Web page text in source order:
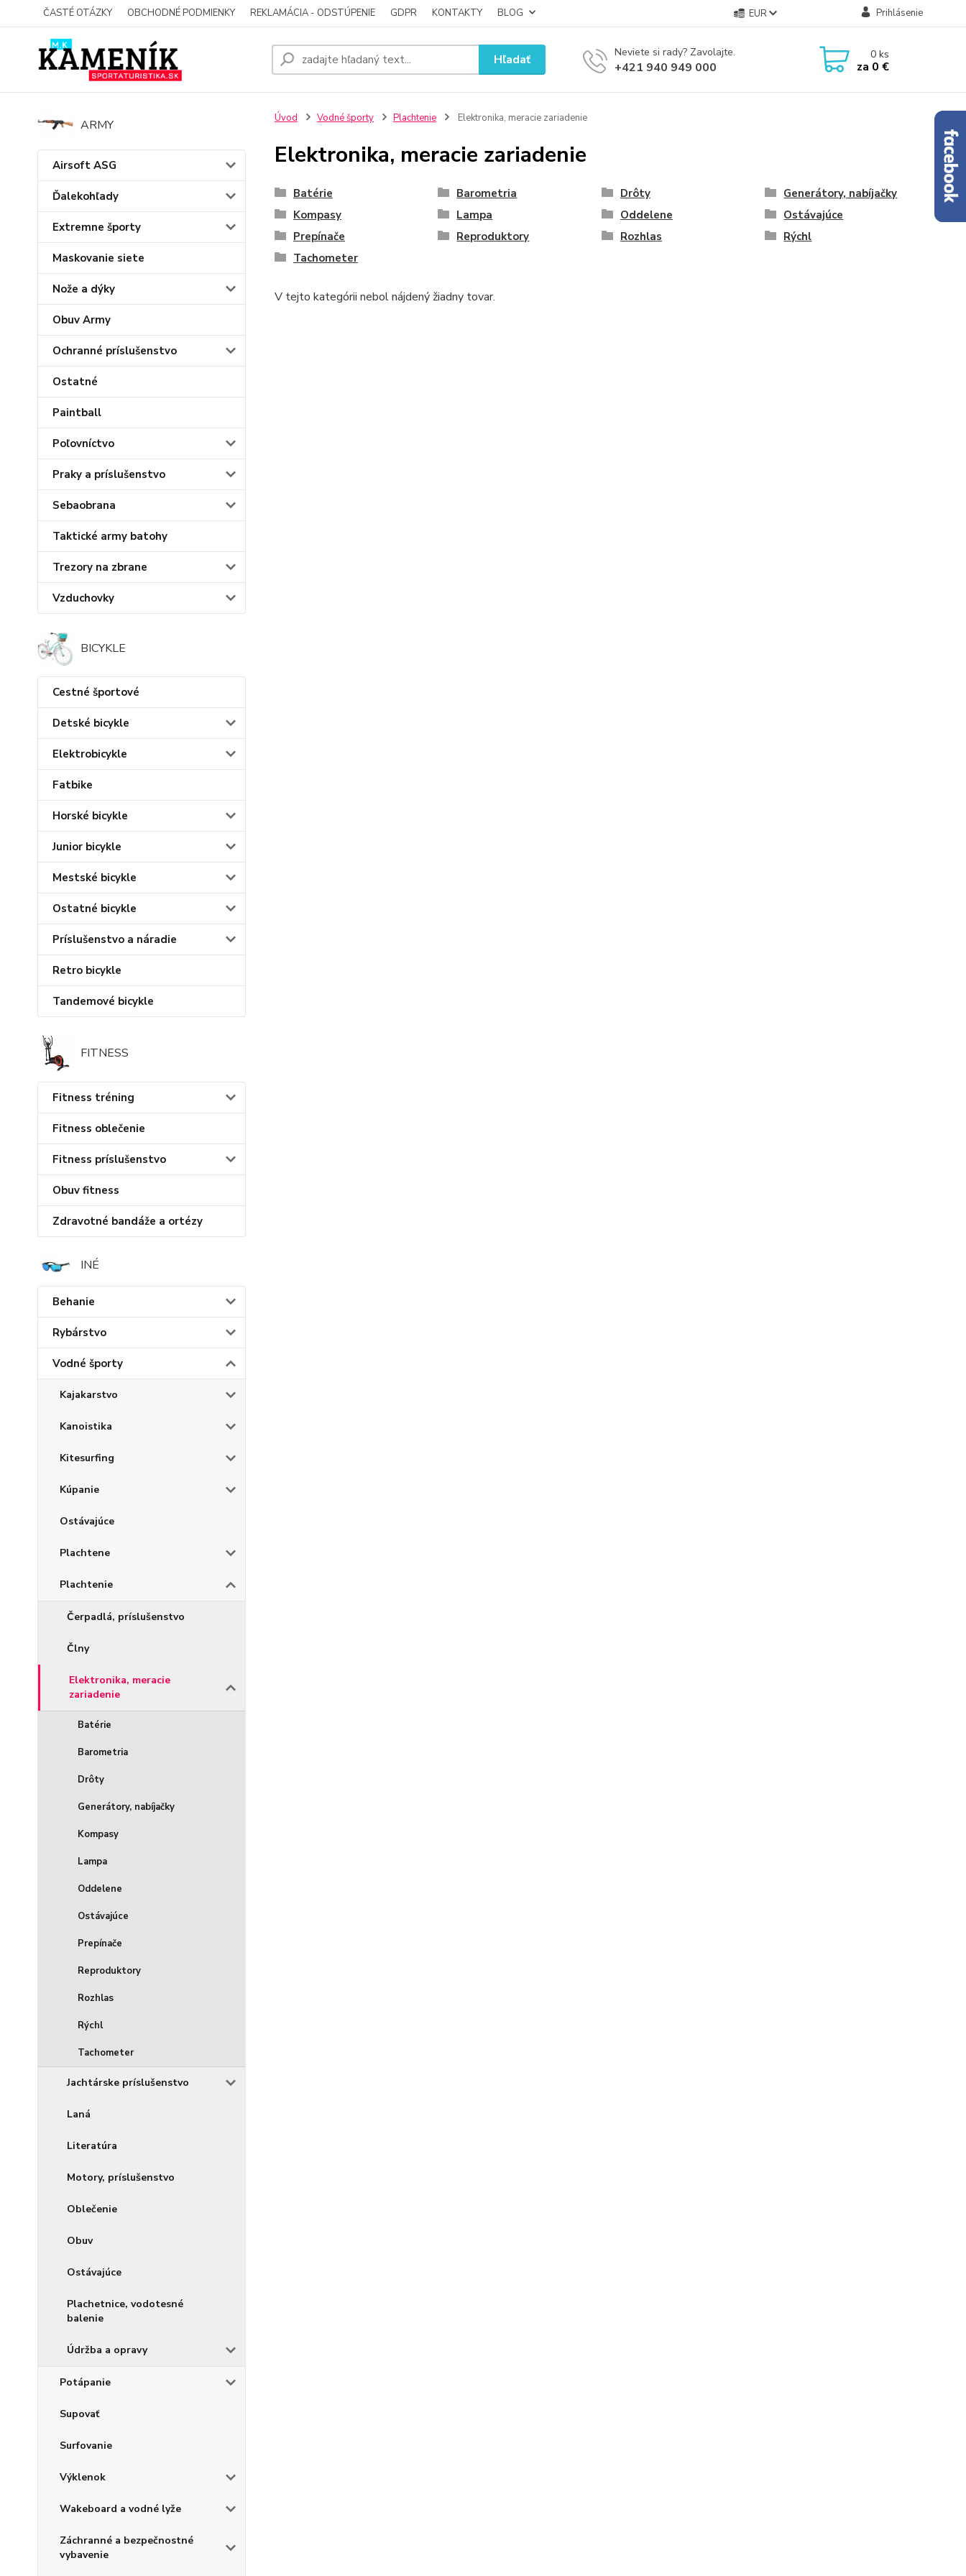
ČASTÉ OTÁZKY OBCHODNÉ PODMIENKY REKLAMÁCIA - ODSTÚPENIE GDPR KONTAKTY BLOG EUR Prihlásenie
Hľadať Neviete si rady? Zavolajte.
+421 940 949 000
0ks
za 0 €
ARMY
Airsoft ASG
Ďalekohľady
Extremne športy
Maskovanie siete
Nože a dýky
Obuv Army
Ochranné príslušenstvo
Ostatné
Paintball
Poľovníctvo
Praky a príslušenstvo
Sebaobrana
Taktické army batohy
Trezory na zbrane
Vzduchovky
BICYKLE
Cestné športové
Detské bicykle
Elektrobicykle
Fatbike
Horské bicykle
Junior bicykle
Mestské bicykle
Ostatné bicykle
Príslušenstvo a náradie
Retro bicykle
Tandemové bicykle
FITNESS
Fitness tréning
Fitness oblečenie
Fitness príslušenstvo
Obuv fitness
Zdravotné bandáže a ortézy
INÉ
Behanie
Rybárstvo
Vodné športy
Kajakarstvo
Kanoistika
Kitesurfing
Kúpanie
Ostávajúce
Plachtene
Plachtenie
Čerpadlá, príslušenstvo
Člny
Elektronika, meracie
zariadenie
Batérie
Barometria
Drôty
Generátory, nabíjačky
Kompasy
Lampa
Oddelene
Ostávajúce
Prepínače
Reproduktory
Rozhlas
Rýchl
Tachometer
Jachtárske príslušenstvo
Laná
Literatúra
Motory, príslušenstvo
Oblečenie
Obuv
Ostávajúce
Plachetnice, vodotesné
balenie
Údržba a opravy
Potápanie
Supovať
Surfovanie
Výklenok
Wakeboard a vodné lyže
Záchranné a bezpečnostné
vybavenie
Úvod Vodné športy Plachtenie Elektronika, meracie zariadenie
Elektronika, meracie zariadenie
Batérie Barometria Drôty
Generátory, nabíjačky
Kompasy
Lampa Oddelene
Ostávajúce
Prepínače
Reproduktory Rozhlas
Rýchl
Tachometer
V tejto kategórii nebol nájdený žiadny tovar.